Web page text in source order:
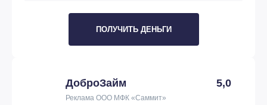
ПОЛУЧИТЬ ДЕНЬГИ
ДоброЗайм 5,0
Реклама ООО МФК «Саммит»